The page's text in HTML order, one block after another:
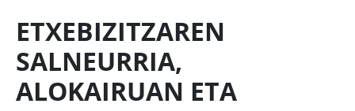
ETXEBIZITZAREN
SALNEURRIA,
ALOKAIRUAN ETA